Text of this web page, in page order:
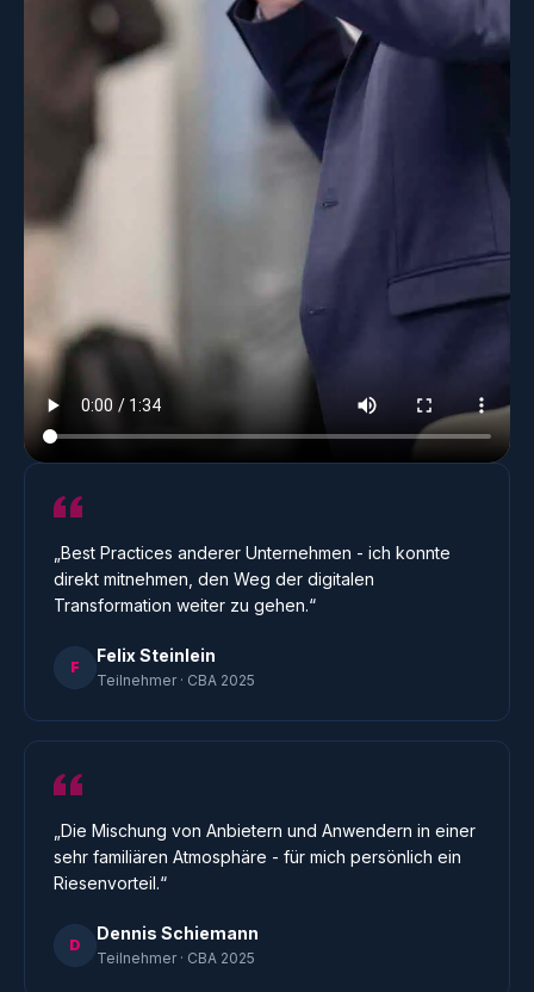
„Best Practices anderer Unternehmen - ich konnte
direkt mitnehmen, den Weg der digitalen
Transformation weiter zu gehen.“
F
Felix Steinlein
Teilnehmer · CBA 2025
„Die Mischung von Anbietern und Anwendern in einer
sehr familiären Atmosphäre - für mich persönlich ein
Riesenvorteil.“
D
Dennis Schiemann
Teilnehmer · CBA 2025